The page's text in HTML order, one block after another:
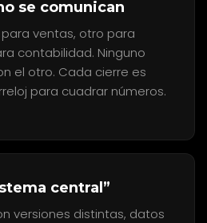
se comunican
ventas, otro para
contabilidad. Ninguno
el otro. Cada cierre es
para cuadrar números.
central”
versiones distintas, datos